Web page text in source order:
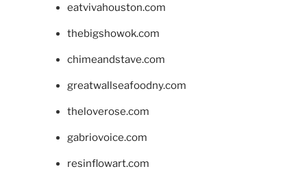
eatvivahouston.com
thebigshowok.com
chimeandstave.com
greatwallseafoodny.com
theloverose.com
gabriovoice.com
resinflowart.com